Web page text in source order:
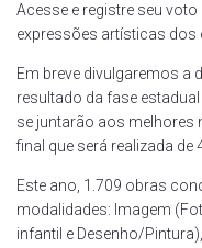
Acesse e registre seu
expressões artísticas dos
Em breve divulgaremos a
resultado da fase
se juntarão aos melhores
final que será realizada de
Este ano, 1.709 obras
modalidades: Imagem
infantil e Desenho/